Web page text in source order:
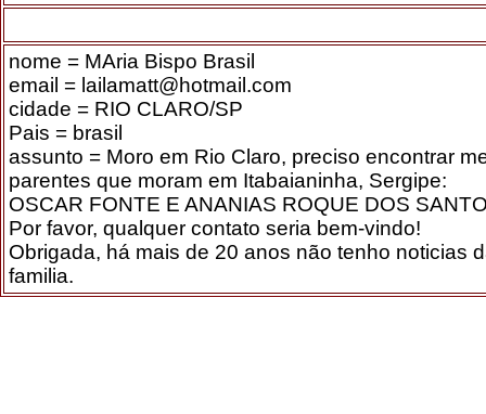
nome = MAria Bispo Brasil
email = lailamatt@hotmail.com
cidade = RIO CLARO/SP
Pais = brasil
assunto = Moro em Rio Claro, preciso encontrar
parentes que moram em Itabaianinha, Sergipe:
OSCAR FONTE E ANANIAS ROQUE DOS
Por favor, qualquer contato seria bem-vindo!
Obrigada, há mais de 20 anos não tenho noticias
familia.